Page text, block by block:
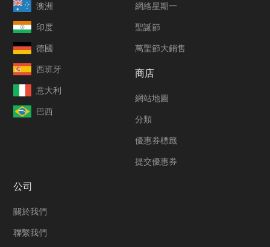
澳洲
印度
德國
西班牙
意大利
巴西
網絡星期一
聖誕節
萬聖節大銷售
商店
網站地圖
分類
優惠券標籤
提交優惠券
公司
關於我們
聯繫我們